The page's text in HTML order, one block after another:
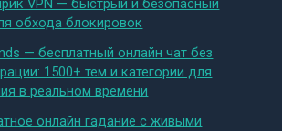
VPN — быстрый и безопасный
обхода блокировок
— бесплатный онлайн чат без
1500+ тем и категории для
в реальном времени
онлайн гадание с живыми